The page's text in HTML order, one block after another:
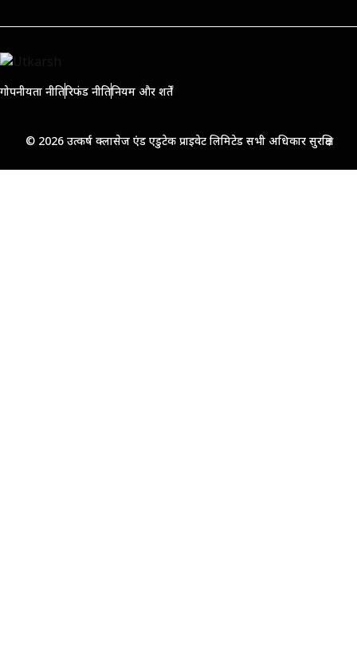
गोपनीयता नीतिरिफंड नीतिनियम और शर्तें
© 2026 उत्कर्ष क्लासेज एंड एडुटेक प्राइवेट लिमिटेड सभी अधिकार सुरक्षित